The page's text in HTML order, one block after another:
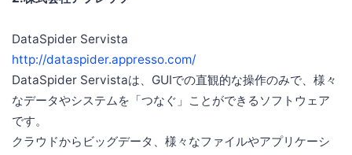
DataSpider Servista
http://dataspider.appresso.com/
DataSpider Servistaは、GUIでの直観的な操作のみで、様々
なデータやシステムを「つなぐ」ことができるソフトウェア
です。
クラウドからビッグデータ、様々なファイルやアプリケーシ